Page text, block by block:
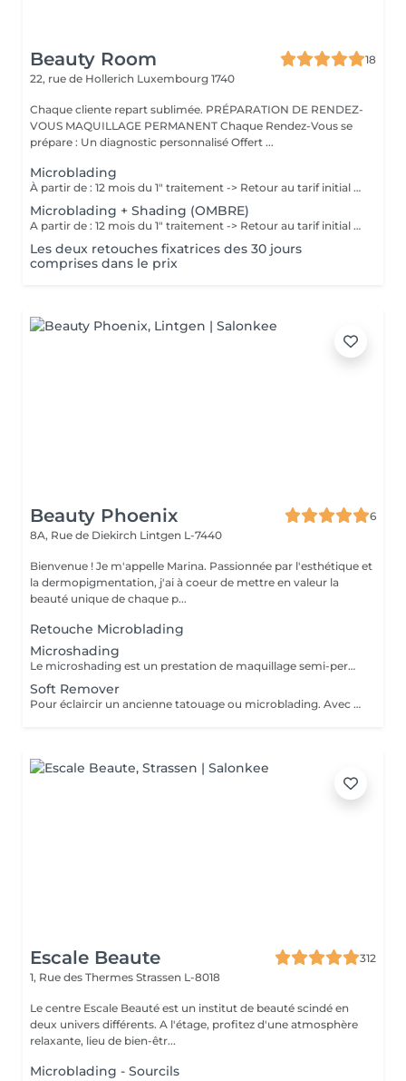
Beauty Room
18
22, rue de Hollerich Luxembourg 1740
Chaque cliente repart sublimée. PRÉPARATION DE RENDEZ-
VOUS MAQUILLAGE PERMANENT Chaque Rendez-Vous se
prépare : Un diagnostic personnalisé Offert ...
Microblading
À partir de : 12 mois du 1" traitement -> Retour au tarif initial (à voir avec l'artiste selon chaque cas). Chaque cliente repart sublimée: La micropigmentation Microblading des sourcils est une technique innovante qui permet de recréer des sourcils naturels et réalistes. Nos experts artistiques utilisent des pigments spéciaux pour créer subtilement des poils pour les sourcils, et des micro-points pour les sourcils en MicroShading, donnant l'illusion de vrais poils ou d'un effet de couleur harmonieuse pour les sourcils avec la technique du MicroShading poudré. Ces méthodes révolutionnaires sont non invasives et offre des résultats impressionnants. Découvrez la micropigmentation des sourcils Microblading à Luxembourg-gare avec Diana.
Microblading + Shading (OMBRE)
A partir de : 12 mois du 1" traitement -> Retour au tarif initial (à voir avec l'artiste selon chaque cas). Chaque cliente repart sublimée: La micropigmentation des sourcils est une technique innovante qui permet de recréer des sourcils naturels et réalistes. Nos experts artistiques utilisent des pigments spéciaux pour créer subtilement des poils et des micro-points combinés, donnant l'illusion de vrais poils et d'un effet de couleur harmonieuse pour les sourcils avec la technique combinée du Microblading et MicroShading poudré. Ces méthodes révolutionnaires sont non invasives et offre des résultats impressionnants. Découvrez la micropigmentation des sourcils combinés Microblading-Shading à Luxembourg-gare avec Diana.
Les deux retouches fixatrices des 30 jours
comprises dans le prix
Beauty Phoenix
6
8A, Rue de Diekirch Lintgen L-7440
Bienvenue ! Je m'appelle Marina. Passionnée par l'esthétique et
la dermopigmentation, j'ai à coeur de mettre en valeur la
beauté unique de chaque p...
Retouche Microblading
Microshading
Le microshading est un prestation de maquillage semi-permanent. Pour sublimer votre regard, harmoniser votre ligne de sourcils. Rendu visuel affect poudrée.
Soft Remover
Pour éclaircir un ancienne tatouage ou microblading. Avec un technique non invasive pour la peau. No! Laser
Escale Beaute
312
1, Rue des Thermes Strassen L-8018
Le centre Escale Beauté est un institut de beauté scindé en
deux univers différents. A l'étage, profitez d'une atmosphère
relaxante, lieu de bien-êtr...
Microblading - Sourcils